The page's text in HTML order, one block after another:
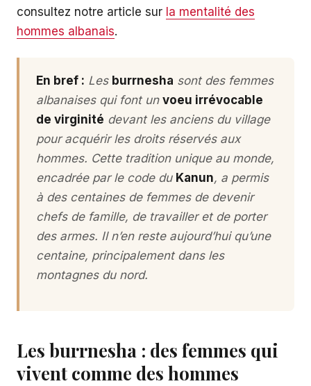
consultez notre article sur la mentalité des
hommes albanais.
En bref : Les burrnesha sont des femmes
albanaises qui font un voeu irrévocable
de virginité devant les anciens du village
pour acquérir les droits réservés aux
hommes. Cette tradition unique au monde,
encadrée par le code du Kanun, a permis
à des centaines de femmes de devenir
chefs de famille, de travailler et de porter
des armes. Il n’en reste aujourd’hui qu’une
centaine, principalement dans les
montagnes du nord.
Les burrnesha : des femmes qui
vivent comme des hommes